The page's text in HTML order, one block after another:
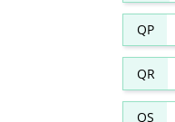
QP
QR
QS